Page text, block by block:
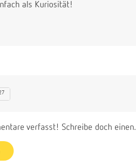
als Kuriosität!
verfasst! Schreibe doch einen.